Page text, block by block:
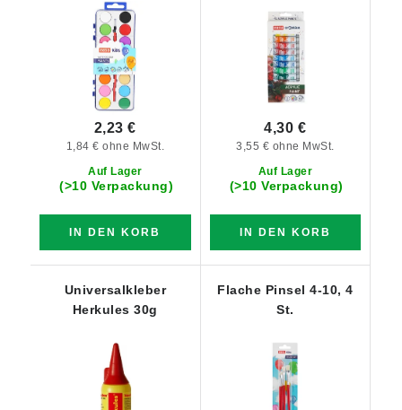
Auf Lager
(>10 Verpackung)
1,84 € ohne MwSt.
2,23 €
IN DEN KORB
Auf Lager
(>10 Verpackung)
3,55 € ohne MwSt.
4,30 €
IN DEN KORB
Universalkleber
Herkules 30g
Flache Pinsel 4-10, 4
St.